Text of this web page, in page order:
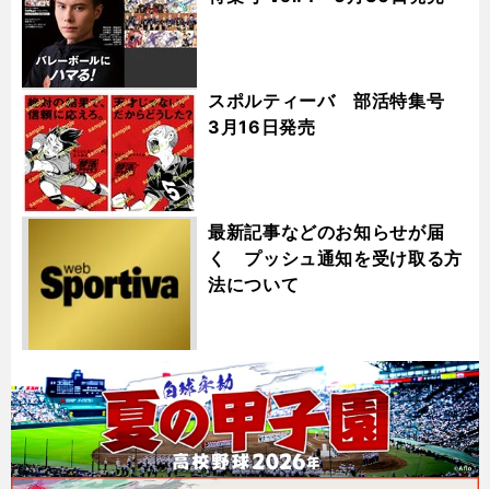
スポルティーバ 部活特集号
3月16日発売
最新記事などのお知らせが届
く プッシュ通知を受け取る方
法について